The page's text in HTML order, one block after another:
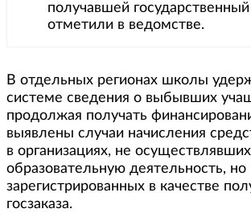
получавшей государственный
отметили в ведомстве.
В отдельных регионах школы
системе сведения о выбывших
продолжая получать
выявлены случаи начисления
в организациях, не осуществлявших
образовательную деятельность, но
зарегистрированных в качестве
госзаказа.